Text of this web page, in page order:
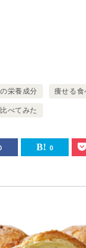
栄養成分 痩せる食
べてみた
0